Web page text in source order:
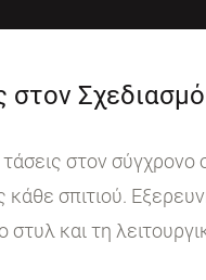
στον
στον σύγχρονο
σπιτιού.
στυλ και τη